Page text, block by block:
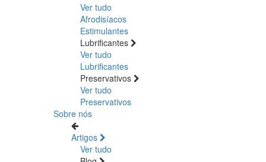
Ver tudo
Afrodisíacos
Estimulantes
Lubrificantes
Ver tudo
Lubrificantes
Preservativos
Ver tudo
Preservativos
Sobre nós
Artigos
Ver tudo